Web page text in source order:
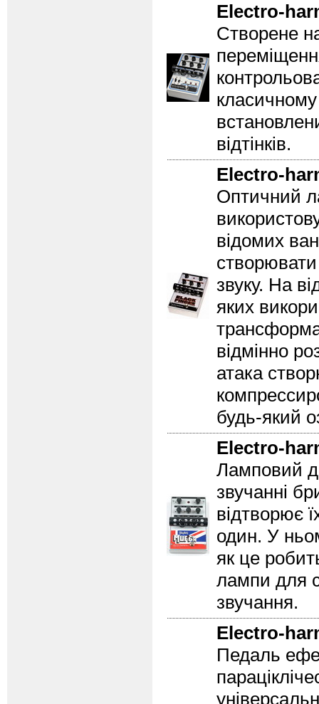
Electro-
Створене
відтінків.
Electro-
Оптичний
відомих
звуку. На
яких
відмінно
атака
будь-який
Electro-
Ламповий
звучанні
відтворює
один. У
як це
лампи для
звучання.
Electro-
Педаль